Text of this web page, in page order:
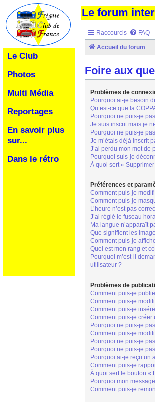
Le Club
Photos
Multi Média
Reportages
En savoir plus
sur...
Dans le rétro
Le forum
Raccourcis FAQ
Accueil du forum
Foire aux
Problèmes de
Pourquoi ai-je besoin
Qu’est-ce que la
Pourquoi ne puis-je
Je suis inscrit mais je
Pourquoi ne puis-je
Je m’étais déjà inscrit
J’ai perdu mon mot de
Pourquoi suis-je
À quoi sert «
Préférences et
Comment puis-je
Comment puis-je
L’heure n’est pas
J’ai réglé le fuseau
Ma langue n’apparaît
Que signifient les
Comment puis-je
Quel est mon rang et
Pourquoi m’est-il
utilisateur ?
Problèmes de
Comment puis-je
Comment puis-je
Comment puis-je
Comment puis-je créer
Pourquoi ne puis-je
Comment puis-je
Pourquoi ne puis-je
Pourquoi ne puis-je
Pourquoi ai-je reçu un
Comment puis-je
À quoi sert le bouton «
Pourquoi mon
Comment puis-je